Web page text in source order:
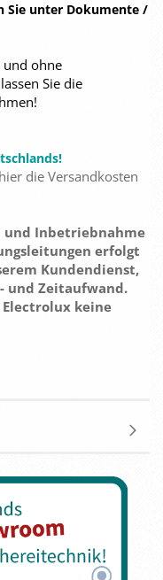
Sie unter Dokumente /
und ohne
Sie die
die Versandkosten
und Inbetriebnahme
erfolgt
Kundendienst,
und Zeitaufwand.
keine